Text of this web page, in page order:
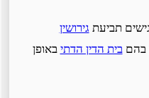
תביעתגירושין
בהםבית הדין הדתיבאופן